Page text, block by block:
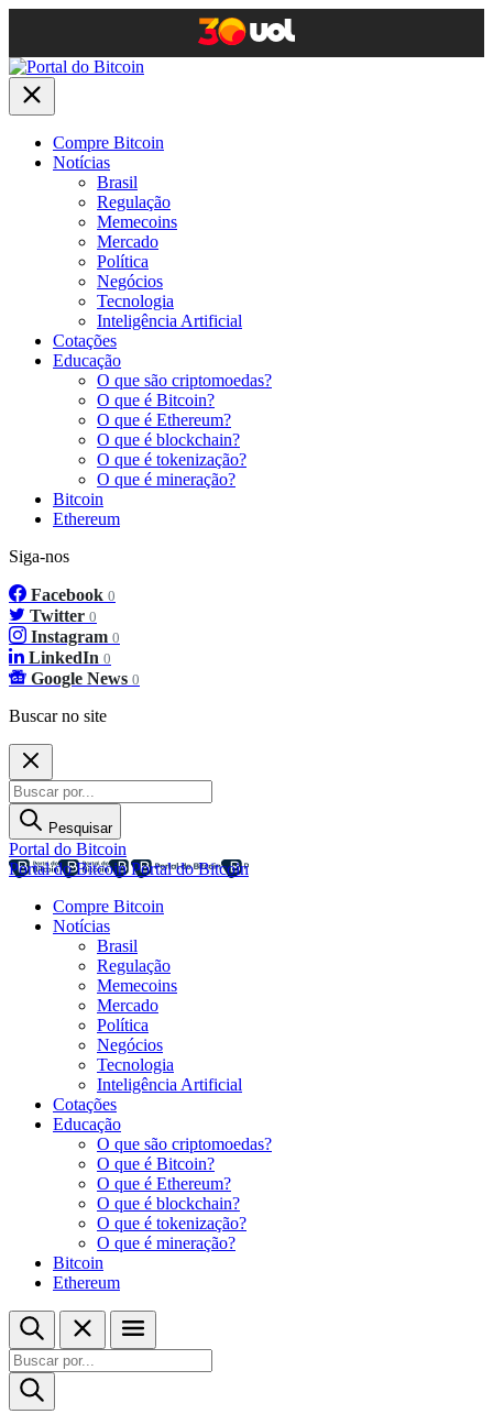
Compre Bitcoin
Notícias
Brasil
Regulação
Memecoins
Mercado
Política
Negócios
Tecnologia
Inteligência Artificial
Cotações
Educação
O que são criptomoedas?
O que é Bitcoin?
O que é Ethereum?
O que é blockchain?
O que é tokenização?
O que é mineração?
Bitcoin
Ethereum
Siga-nos
Facebook 0
Twitter 0
Instagram 0
LinkedIn 0
Google News 0
Buscar no site
Pesquisar
Portal do Bitcoin
Portal do BitcoinPortal do Bitcoin
Compre Bitcoin
Notícias
Brasil
Regulação
Memecoins
Mercado
Política
Negócios
Tecnologia
Inteligência Artificial
Cotações
Educação
O que são criptomoedas?
O que é Bitcoin?
O que é Ethereum?
O que é blockchain?
O que é tokenização?
O que é mineração?
Bitcoin
Ethereum